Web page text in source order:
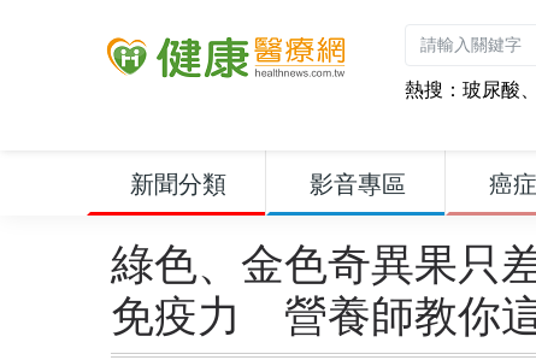
熱搜： 玻尿酸、
新聞分類 影音專區 癌
綠色、金色奇異果只
免疫力 營養師教你這